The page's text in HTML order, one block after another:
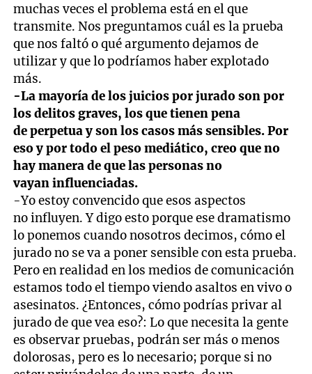
muchas veces el problema está en el que
transmite. Nos preguntamos cuál es la prueba
que nos faltó o qué argumento dejamos de
utilizar y que lo podríamos haber explotado
más.
-La mayoría de los juicios por jurado son por
los delitos graves, los que tienen pena
de perpetua y son los casos más sensibles. Por
eso y por todo el peso mediático, creo que no
hay manera de que las personas no
vayan influenciadas.
-Yo estoy convencido que esos aspectos
no influyen. Y digo esto porque ese dramatismo
lo ponemos cuando nosotros decimos, cómo el
jurado no se va a poner sensible con esta prueba.
Pero en realidad en los medios de comunicación
estamos todo el tiempo viendo asaltos en vivo o
asesinatos. ¿Entonces, cómo podrías privar al
jurado de que vea eso?: Lo que necesita la gente
es observar pruebas, podrán ser más o menos
dolorosas, pero es lo necesario; porque si no